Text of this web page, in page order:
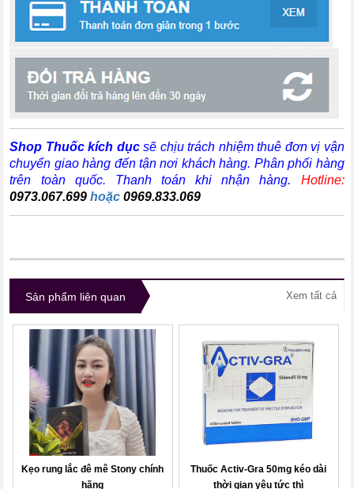
Shop Thuốc kích dục sẽ chịu trách nhiệm thuê đơn vị vận
chuyển giao hàng đến tận nơi khách hàng. Phân phối hàng
trên toàn quốc. Thanh toán khi nhận hàng. Hotline:
0973.067.699 hoặc0969.833.069
Sản phẩm liên quan Xem tất cả
Kẹo rung lắc đê mê Stony chính
hãng
Thuốc Activ-Gra 50mg kéo dài
thời gian yêu tức thì